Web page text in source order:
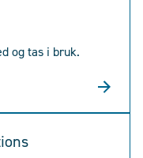
og tas i bruk.